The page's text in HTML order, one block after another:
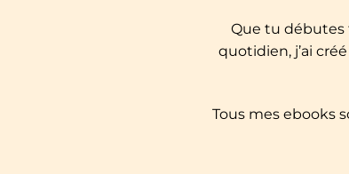
Que tu débutes
quotidien, j’ai
Tous mes ebooks